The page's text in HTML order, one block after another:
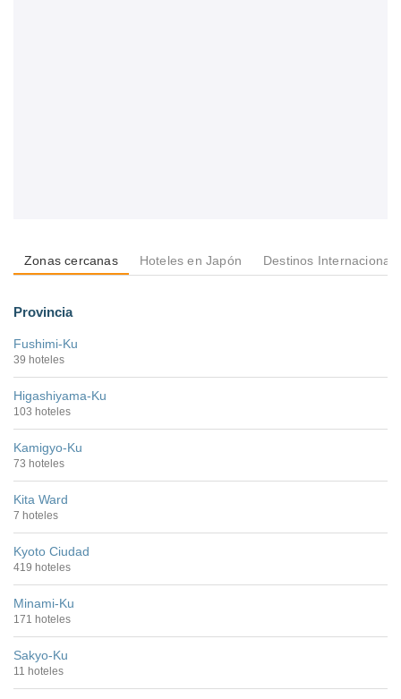
Zonas cercanas Hoteles en Japón Destinos
Provincia
Fushimi-Ku
39 hoteles
Higashiyama-Ku
103 hoteles
Kamigyo-Ku
73 hoteles
Kita Ward
7 hoteles
Kyoto Ciudad
419 hoteles
Minami-Ku
171 hoteles
Sakyo-Ku
11 hoteles